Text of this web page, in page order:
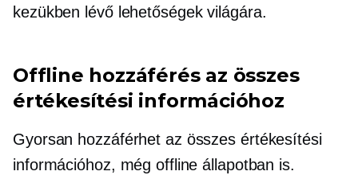
kezükben lévő lehetőségek világára.
Offline hozzáférés az összes
értékesítési információhoz
Gyorsan hozzáférhet az összes értékesítési
információhoz, még offline állapotban is.